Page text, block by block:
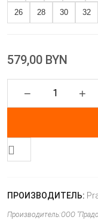
26 28 30 32
579,00 BYN
− +
ПРОИЗВОДИТЕЛЬ:
Производитель:ООО